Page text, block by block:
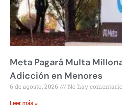
Meta Pagará Multa
Adicción en Menores
6 de agosto, 2026 No hay
Leer más »